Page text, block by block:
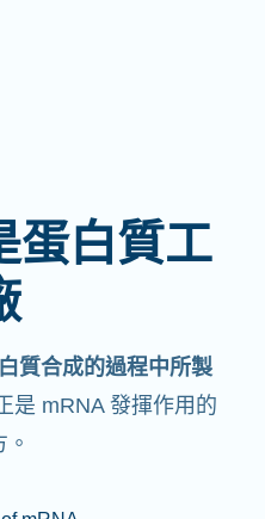
蛋白質工
質合成的過程中所製
是 mRNA 發揮作用的